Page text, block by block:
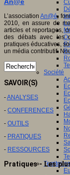
Société
Territoires
L’associationAn@é,
2010, en assure de
articles et reportages,
des débats avec les
pratiques éducatives,
un média contributif.
SAVOIR(S)
-ANALYSES
- CONFERENCES
- OUTILS
- PRATIQUES
- RESSOURCES
Pratiques - Les